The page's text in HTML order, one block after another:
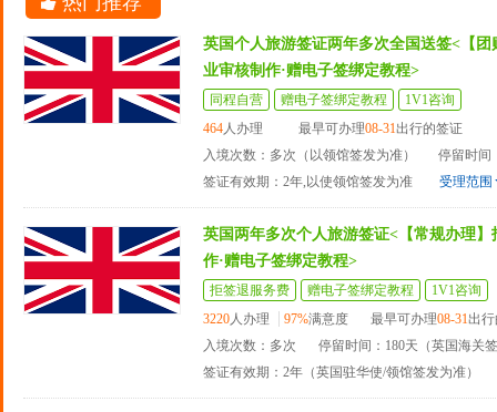
英国个人旅游签证两年多次全国送签<【
业审核制作·赠电子签绑定教程>
同程自营 赠电子签绑定教程
1V1咨询
464人办理 最早可办理08-31出行的签证
入境次数：多次（以领馆签发为准）
停留时间
签证有效期：2年,以使领馆签发为准
受理范围
英国两年多次个人旅游签证<【常规办理
作·赠电子签绑定教程>
拒签退服务费 赠电子签绑定教程
1V1咨询
3220人办理 97%满意度 最早可办理08-31出
入境次数：多次
停留时间：180天（英国海关
签证有效期：2年（英国驻华使/领馆签发为准）